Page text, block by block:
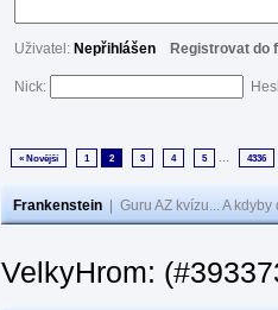
Uživatel: Nepřihlášen Registrovat do
Nick:
« Novější 1 2 3 4 5 ... 4336
Frankenstein Guru AZ kvízu... A
VelkyHrom: